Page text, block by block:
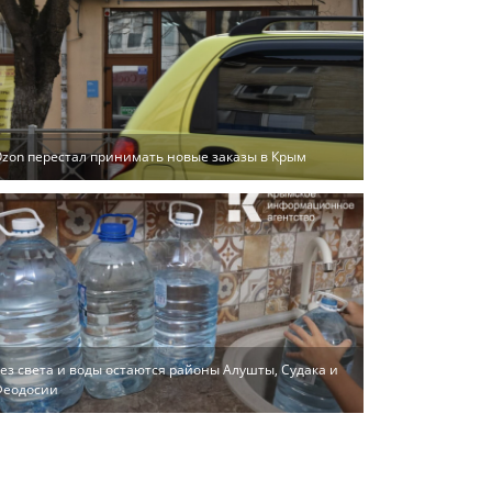
перестал принимать новые заказы в Крым
света и воды остаются районы Алушты, Судака и